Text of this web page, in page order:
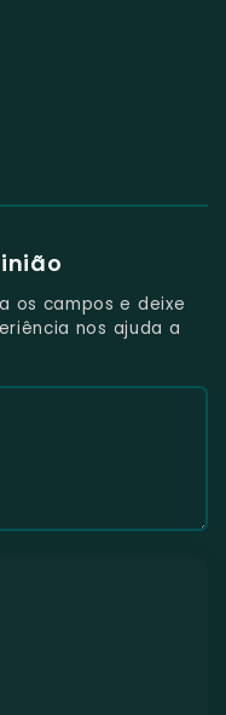
os campos e deixe
nos ajuda a